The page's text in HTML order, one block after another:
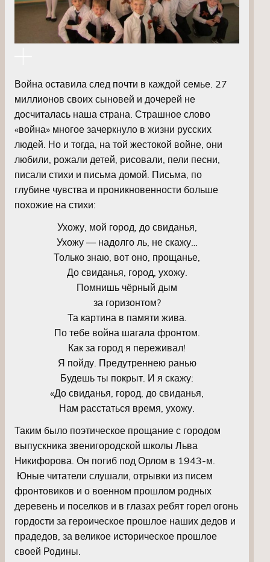
Война оставила след почти в каждой семье. 27
миллионов своих сыновей и дочерей не
досчиталась наша страна. Страшное слово
«война» многое зачеркнуло в жизни русских
людей. Но и тогда, на той жестокой войне, они
любили, рожали детей, рисовали, пели песни,
писали стихи и письма домой. Письма, по
глубине чувства и проникновенности больше
похожие на стихи:
Ухожу, мой город, до свиданья,
Ухожу — надолго ль, не скажу…
Только знаю, вот оно, прощанье,
До свиданья, город, ухожу.
Помнишь чёрный дым
за горизонтом?
Та картина в памяти жива.
По тебе война шагала фронтом.
Как за город я переживал!
Я пойду. Предутреннею ранью
Будешь ты покрыт. И я скажу:
«До свиданья, город, до свиданья,
Нам расстаться время, ухожу.
Таким было поэтическое прощание с городом
выпускника звенигородской школы Льва
Никифорова. Он погиб под Орлом в 1943-м.
Юные читатели слушали, отрывки из писем
фронтовиков и о военном прошлом родных
деревень и поселков и в глазах ребят горел огонь
гордости за героическое прошлое наших дедов и
прадедов, за великое историческое прошлое
своей Родины.